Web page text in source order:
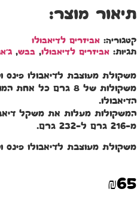
תיאור מוצר:
קטגוריה: אביזרים לדיאבולו
תגיות: אביזרים לדיאבולו, בבש,
הדיאבולו.
מ-216 גרם ל-232 גרם.
משקולת מעוצבת לדיאבולו פינס
₪65